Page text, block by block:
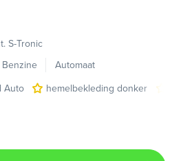
S-Tronic
Benzine
Automaat
Auto
hemelbekleding donker